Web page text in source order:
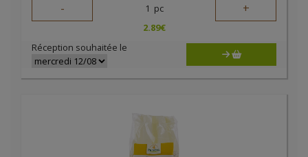
- 1 pc +
2.89€
Réception souhaitée le